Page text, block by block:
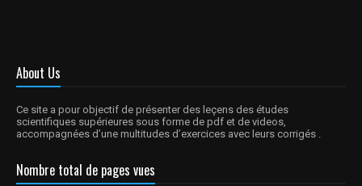
About Us
Ce site a pour objectif de présenter des leçens des études
scientifiques supérieures sous forme de pdf et de videos,
accompagnées d’une multitudes d’exercices avec leurs corrigés .
Nombre total de pages vues